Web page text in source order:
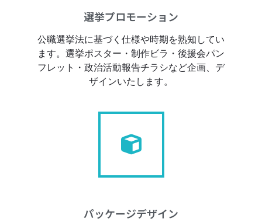
選挙プロモーション
公職選挙法に基づく仕様や時期を熟知してい
ます。選挙ポスター・制作ビラ・後援会パン
フレット・政治活動報告チラシなど企画、デ
ザインいたします。
パッケージデザイン